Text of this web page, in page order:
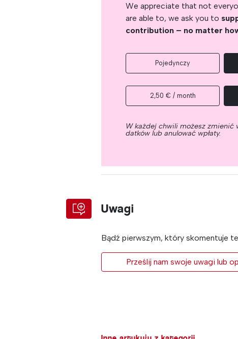
We appreciate that not
are able to, we ask you to
contribution – no matter
Pojedynczy
2,50 € / month
W każdej chwili możesz zmienić
datków lub anulować wpłaty.
Uwagi
Bądź pierwszym, który skomentuje
Prześlij nam swoje uwagi lub